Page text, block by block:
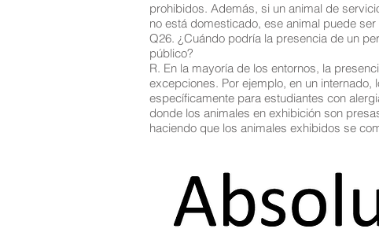
prohibidos. Además, si un animal de
no está domesticado, ese animal puede ser
Q26. ¿Cuándo podría la presencia de un
público?
R. En la mayoría de los entornos, la
excepciones. Por ejemplo, en un
específicamente para estudiantes con
donde los animales en exhibición son
haciendo que los animales exhibidos se